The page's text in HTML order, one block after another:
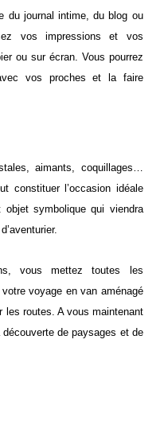
du journal intime, du blog ou
vos impressions et vos
ou sur écran. Vous pourrez
vos proches et la faire
aimants, coquillages…
constituer l’occasion idéale
symbolique qui viendra
vous mettez toutes les
voyage en van aménagé
les routes. A vous maintenant
de paysages et de